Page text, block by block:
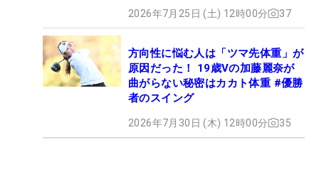
2026年7月25日 (土) 12時00分 37
方向性に悩む人は「ツマ先体重」が
原因だった！ 19歳Vの加藤麗奈が
曲がらない秘密はカカト体重 #優勝
者のスイング
2026年7月30日 (木) 12時00分 35